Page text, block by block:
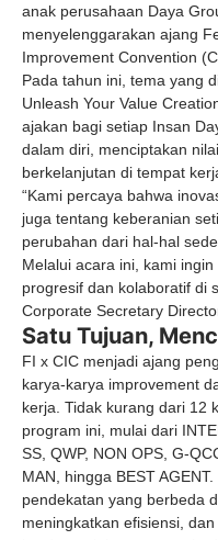
anak perusahaan Daya
menyelenggarakan ajang
Improvement Convention
Pada tahun ini, tema yang
Unleash Your Value
ajakan bagi setiap Insan
dalam diri, menciptakan
berkelanjutan di tempat
“Kami percaya bahwa
juga tentang keberanian
perubahan dari hal-hal
Melalui acara ini, kami
progresif dan kolaboratif di
Corporate Secretary
Satu Tujuan,
FI x CIC menjadi ajang
karya-karya improvement
kerja. Tidak kurang dari 12
program ini, mulai dari
SS, QWP, NON OPS, G-
MAN, hingga BEST
pendekatan yang berbeda
meningkatkan efisiensi,